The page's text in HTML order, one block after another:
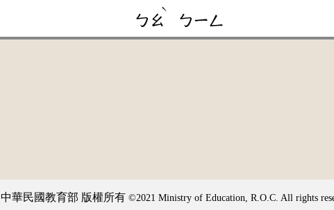
ㄅㄠ
ˋ
ㄅㄧㄥ
中華民國教育部 版權所有 ©2021 Ministry of Education, R.O.C. All rights